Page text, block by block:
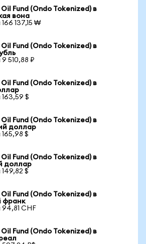
Fund (Ondo Tokenized) в
вона
137,15 ₩
Fund (Ondo Tokenized) в
9 510,88 ₽
Fund (Ondo Tokenized) в
163,59 $
Fund (Ondo Tokenized) в
доллар
165,98 $
Fund (Ondo Tokenized) в
доллар
149,82 $
Fund (Ondo Tokenized) в
франк
94,81 CHF
Fund (Ondo Tokenized) в